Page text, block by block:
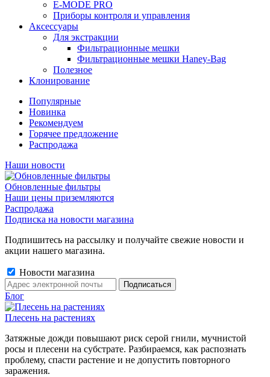
E-MODE PRO
Приборы контроля и управления
Аксессуары
Для экстракции
Фильтрационные мешки
Фильтрационные мешки Haney-Bag
Полезное
Клонирование
Популярные
Новинка
Рекомендуем
Горячее предложение
Распродажа
Наши новости
Обновленные фильтры
Наши цены приземляются
Распродажа
Подписка на новости магазина
Подпишитесь на рассылку и получайте свежие новости и
акции нашего магазина.
Новости магазина
Блог
Плесень на растениях
Затяжные дожди повышают риск серой гнили, мучнистой
росы и плесени на субстрате. Разбираемся, как распознать
проблему, спасти растение и не допустить повторного
заражения.